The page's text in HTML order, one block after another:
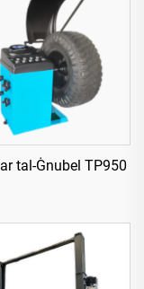
tal-Ġnubel TP950